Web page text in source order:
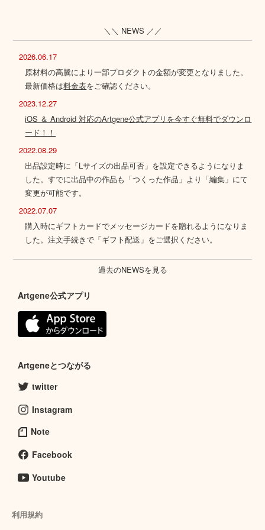
＼＼ NEWS ／／
2026.06.17
原材料の高騰により一部プロダクトの金額が変更となりました。
最新価格は料金表をご確認ください。
2023.12.27
iOS ＆ Android 対応のArtgene公式アプリを今すぐ無料でダウンロ
ード！！
2022.08.29
出品設定時に「Lサイズの出品可否」を設定できるようになりま
した。すでに出品中の作品も「つくった作品」より「編集」にて
変更が可能です。
2022.07.07
購入時にギフトカードでメッセージカードを贈れるようになりま
した。注文手続きで「ギフト配送」をご選択ください。
過去のNEWSを見る
Artgene公式アプリ
Artgeneとつながる
twitter
Instagram
Note
Facebook
Youtube
利用規約